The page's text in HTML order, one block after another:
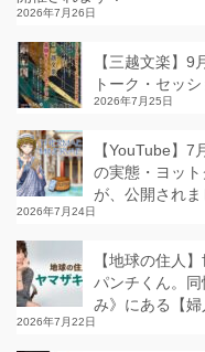
2026年7月26日
【三越文楽】
トーク・セッ
2026年7月25日
【YouTube】7
の実態・ヨット
が、公開されま
2026年7月24日
【地球の住人
パンチくん。
み》にある【婦
2026年7月22日